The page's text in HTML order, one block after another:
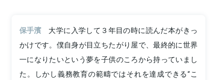
保手濱
大学に入学して３年目の時に読んだ本がきっ
かけです。僕自身が目立ちたがり屋で、最終的に世界
一になりたいという夢を子供のころから持っていまし
た。しかし義務教育の範疇ではそれを達成できる“こ